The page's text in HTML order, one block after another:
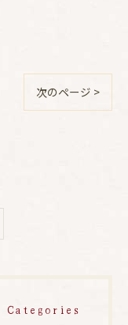
次のページ >
Categories